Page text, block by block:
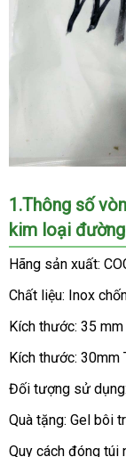
Vong
deo
duong
vat
dang
hat
kim
loai
kinh
35mm
1
1.Thông số
kim loại
Hãng sản xuất:
Chất liệu: Inox
Kích thước: 35
Kích thước: 30mm
Đối tượng sử
Quà tặng: Gel bôi
Quy cách đóng túi